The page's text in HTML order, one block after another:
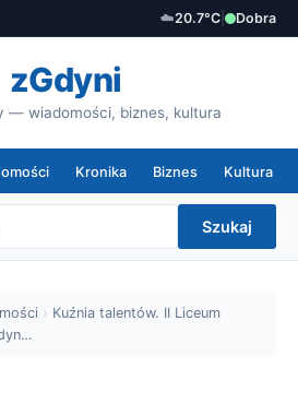
☁️20.7°C Dobra
zGdyni
— wiadomości, biznes, kultura
Kronika Biznes Kultura
Szukaj
› Kuźnia talentów. II Liceum